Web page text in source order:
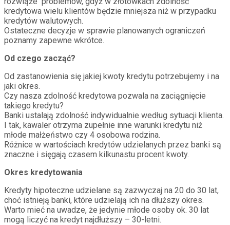
kredytowa wielu klientów będzie mniejsza niż w przypadku
kredytów walutowych.
Ostateczne decyzje w sprawie planowanych ograniczeń
poznamy zapewne wkrótce.
Od czego zacząć?
Od zastanowienia się jakiej kwoty kredytu potrzebujemy i na
jaki okres.
Czy nasza zdolność kredytowa pozwala na zaciągnięcie
takiego kredytu?
Banki ustalają zdolność indywidualnie według sytuacji klienta.
I tak, kawaler otrzyma zupełnie inne warunki kredytu niż
młode małżeństwo czy 4 osobowa rodzina.
Różnice w wartościach kredytów udzielanych przez banki są
znaczne i sięgają czasem kilkunastu procent kwoty.
Okres kredytowania
Kredyty hipoteczne udzielane są zazwyczaj na 20 do 30 lat,
choć istnieją banki, które udzielają ich na dłuższy okres.
Warto mieć na uwadze, że jedynie młode osoby ok. 30 lat
mogą liczyć na kredyt najdłuższy – 30-letni.